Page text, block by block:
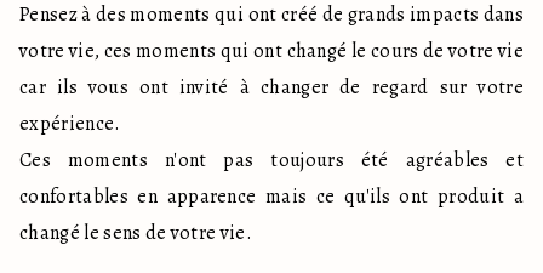
Pensez à des moments qui ont créé de grands impacts dans
votre vie, ces moments qui ont changé le cours de votre vie
car ils vous ont invité à changer de regard sur votre
expérience.
Ces moments n'ont pas toujours été agréables et
confortables en apparence mais ce qu'ils ont produit a
changé le sens de votre vie.